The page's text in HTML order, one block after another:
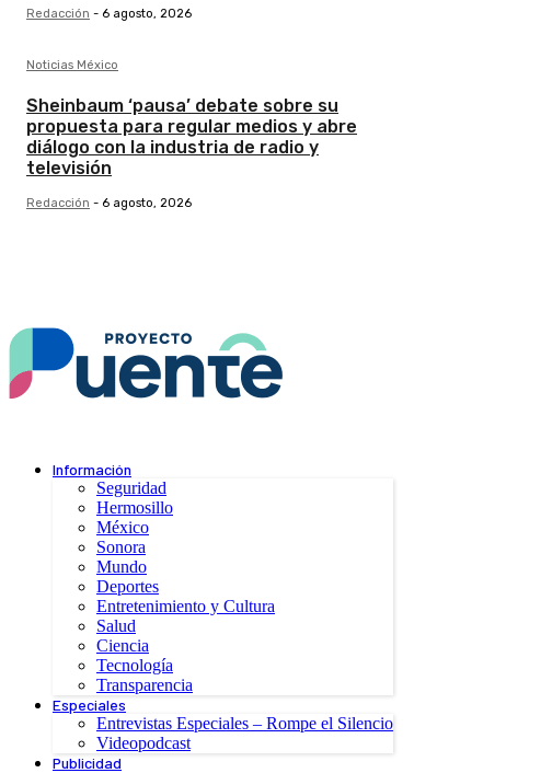
Redacción - 6 agosto, 2026
Noticias México
Sheinbaum ‘pausa’ debate sobre su
propuesta para regular medios y abre
diálogo con la industria de radio y
televisión
Redacción - 6 agosto, 2026
Información
Seguridad
Hermosillo
México
Sonora
Mundo
Deportes
Entretenimiento y Cultura
Salud
Ciencia
Tecnología
Transparencia
Especiales
Entrevistas Especiales – Rompe el Silencio
Videopodcast
Publicidad